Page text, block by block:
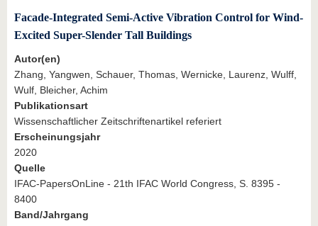
Facade-Integrated Semi-Active Vibration Control for Wind-
Excited Super-Slender Tall Buildings
Autor(en)
Zhang, Yangwen, Schauer, Thomas, Wernicke, Laurenz, Wulff,
Wulf, Bleicher, Achim
Publikationsart
Wissenschaftlicher Zeitschriftenartikel referiert
Erscheinungsjahr
2020
Quelle
IFAC-PapersOnLine - 21th IFAC World Congress, S. 8395 -
8400
Band/Jahrgang